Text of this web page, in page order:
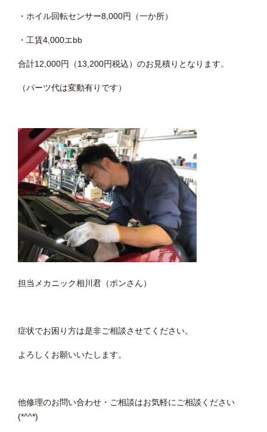
・ホイル回転センサー8,000円（一か所）
・工賃4,000エbb
合計12,000円（13,200円税込）のお見積りとなります。
（パーツ代は変動有りです）
担当メカニック相川君（ポンさん）
症状でお困り方は是非ご相談させてください。
よろしくお願いいたします。
他修理のお問い合わせ・ご相談はお気軽にご相談ください
(*^^*)